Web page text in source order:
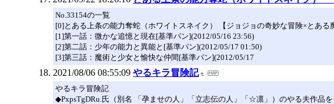
No.33154の一覧
[0]とある上条の能力奪蛇（ホワイトスネイク） 【ジョジョの奇妙な冒険×とあ
[1]第一話：微かな追憶と現在[基準パン](2012/05/16 23:56)
[2]第二話：少年の能力と異能と[基準パン](2012/05/17 01:50)
[3]第三話：魔術と少女と愉快な仲間[基準パン](2012/05/17
2021/08/06 08:55:09 やるキラ冒険記
やるキラ冒険記
◆PxpsTgDRu.氏（別名 「孕ませの人」「立志伝の人」「☆凛」）のやる夫作品を